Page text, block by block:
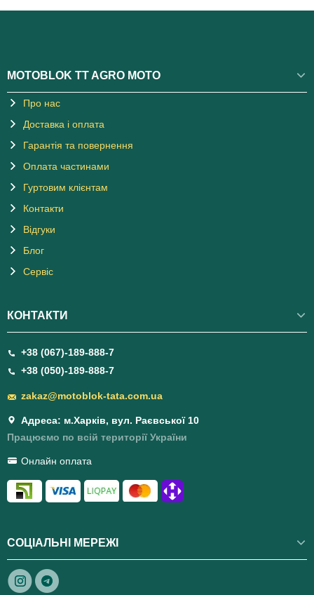
MOTOBLOK TT AGRO MOTO
Про нас
Доставка і оплата
Гарантія та повернення
Оплата частинами
Гуртовим клієнтам
Контакти
Відгуки
Блог
Сервіс
КОНТАКТИ
+38 (067)-189-888-7
+38 (050)-189-888-7
zakaz@motoblok-tata.com.ua
Адреса: м.Харків, вул. Раєвської 10
Працюємо по всій території України
Онлайн оплата
СОЦІАЛЬНІ МЕРЕЖІ